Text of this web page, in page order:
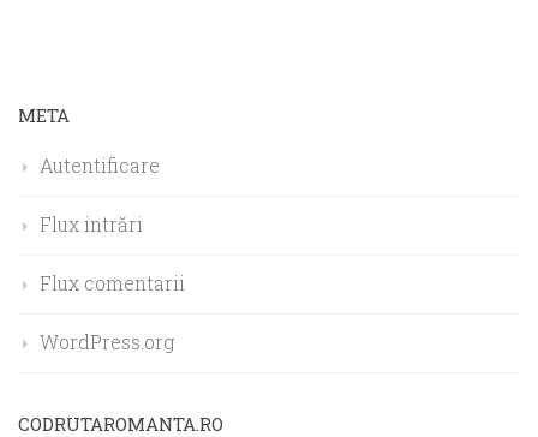
META
Autentificare
Flux intrări
Flux comentarii
WordPress.org
CODRUTAROMANTA.RO